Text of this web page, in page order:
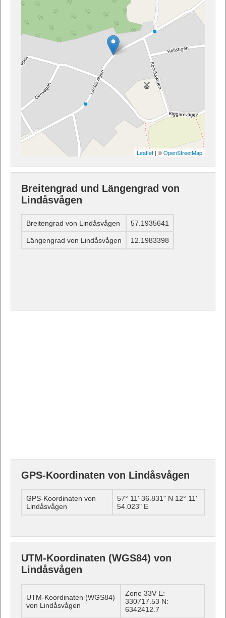
Leaflet | ©OpenStreetMap
Breitengrad und Längengrad von
Lindåsvågen
Breitengrad von Lindåsvågen 57.1935641
Längengrad von Lindåsvågen 12.1983398
GPS-Koordinaten von Lindåsvågen
GPS-Koordinaten von
Lindåsvågen
57° 11' 36.831" N 12° 11'
54.023" E
UTM-Koordinaten (WGS84) von
Lindåsvågen
UTM-Koordinaten (WGS84)
von Lindåsvågen
Zone 33V E:
330717.53 N:
6342412.7